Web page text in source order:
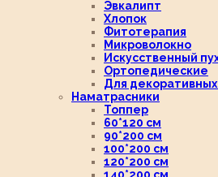
Эвкалипт
Хлопок
Фитотерапия
Микроволокно
Искусственный
Ортопедические
Для
Наматрасники
Топпер
60*120 см
90*200 см
100*200 см
120*200 см
140*200 см